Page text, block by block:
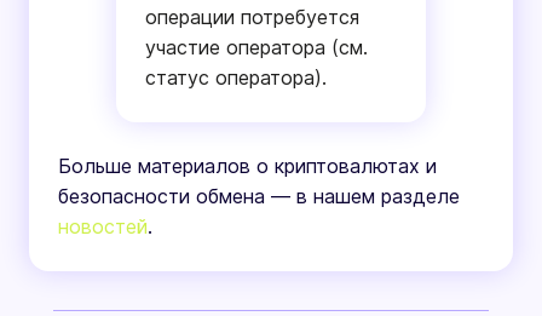
операции потребуется
участие оператора (см.
статус оператора).
Больше материалов о криптовалютах и
безопасности обмена — в нашем разделе
новостей.